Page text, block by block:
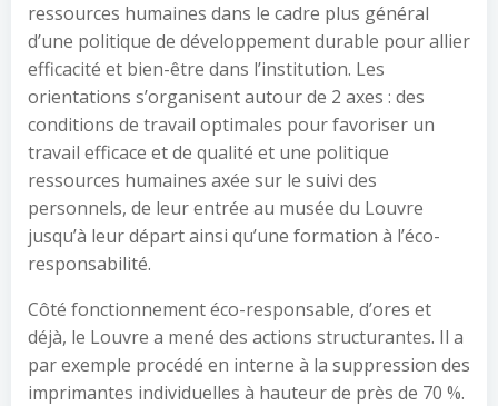
ressources humaines dans le cadre plus général
d’une politique de développement durable pour allier
efficacité et bien-être dans l’institution. Les
orientations s’organisent autour de 2 axes : des
conditions de travail optimales pour favoriser un
travail efficace et de qualité et une politique
ressources humaines axée sur le suivi des
personnels, de leur entrée au musée du Louvre
jusqu’à leur départ ainsi qu’une formation à l’éco-
responsabilité.
Côté fonctionnement éco-responsable, d’ores et
déjà, le Louvre a mené des actions structurantes. Il a
par exemple procédé en interne à la suppression des
imprimantes individuelles à hauteur de près de 70 %.